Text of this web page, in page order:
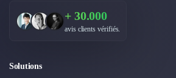
+ 30.000
avis clients vérifiés.
Solutions